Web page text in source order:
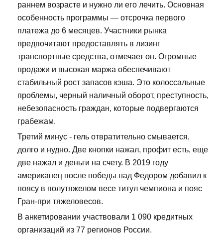
раннем возрасте и нужно ли его лечить. Основная
особенность программы — отсрочка первого
платежа до 6 месяцев. Участники рынка
предпочитают предоставлять в лизинг
транспортные средства, отмечает он. Огромные
продажи и высокая маржа обеспечивают
стабильный рост запасов кэша. Это колоссальные
проблемы, черный наличный оборот, преступность,
небезопасность граждан, которые подвергаются
грабежам.
Третий минус - гель отвратительно смывается,
долго и нудно. Две кнопки нажал, профит есть, еще
две нажал и деньги на счету. В 2019 году
американец после победы над Федором добавил к
поясу в полутяжелом весе титул чемпиона и пояс
Гран-при тяжеловесов.
В анкетировании участвовали 1 090 кредитных
организаций из 77 регионов России.